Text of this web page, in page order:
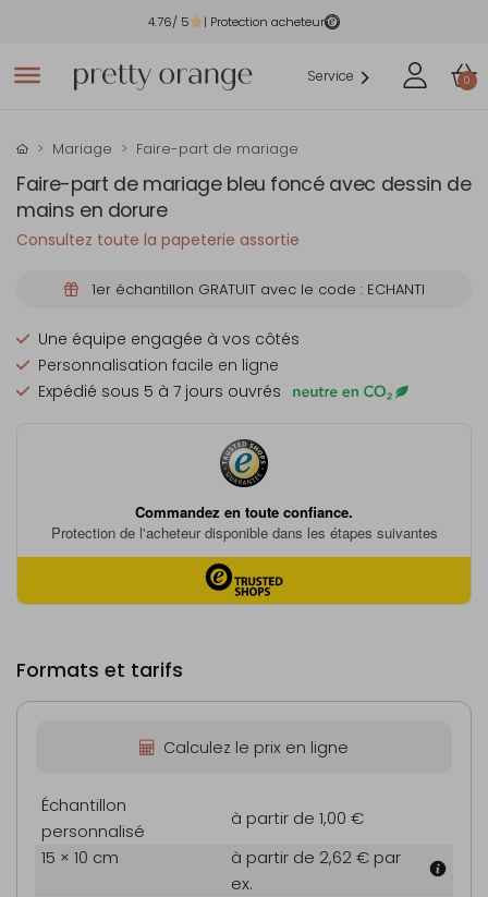
4.76/ 5 | Protection acheteur
Service 0
Mariage Faire-part de mariage
Faire-part de mariage bleu foncé avec dessin de
mains en dorure
Consultez toute la papeterie assortie
1er échantillon GRATUIT avec le code : ECHANTI
Une équipe engagée à vos côtés
Personnalisation facile en ligne
Expédié sous 5 à 7 jours ouvrés
Formats et tarifs
Calculez le prix en ligne
Échantillon
personnalisé
à partir de 1,00 €
15 × 10 cm
à partir de 2,62 € par
ex.